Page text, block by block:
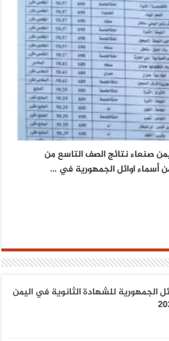
صنعاء نتائج الصف التاسع من
الجمهورية للشهادة الثانوية في اليمن